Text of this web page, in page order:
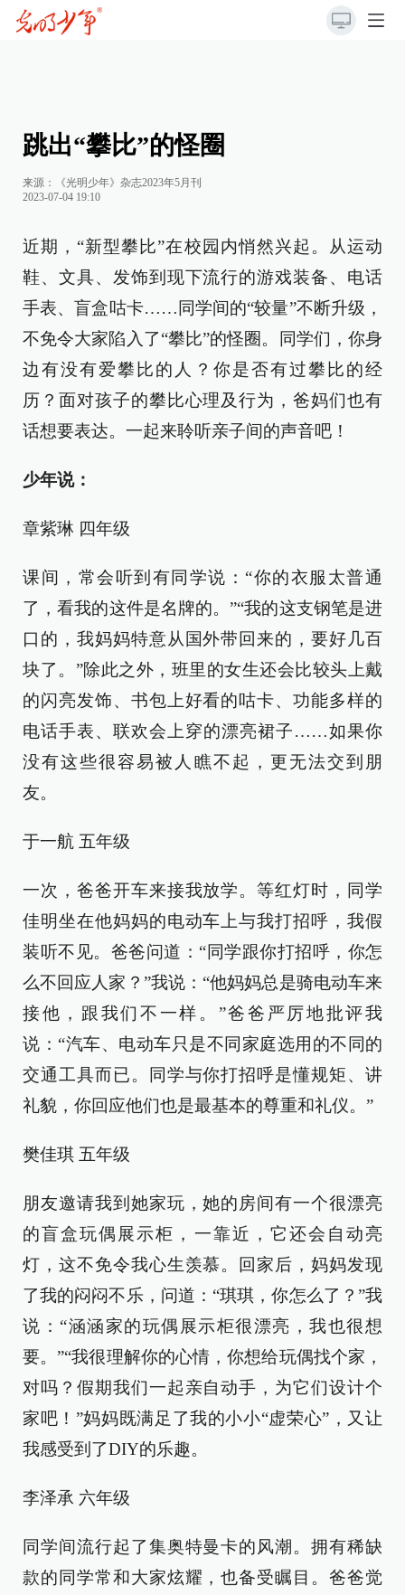
跳出“攀比”的怪圈
来源：《光明少年》杂志2023年5月刊
2023-07-04 19:10
近期，“新型攀比”在校园内悄然兴起。从运动
鞋、文具、发饰到现下流行的游戏装备、电话
手表、盲盒咕卡……同学间的“较量”不断升级，
不免令大家陷入了“攀比”的怪圈。同学们，你身
边有没有爱攀比的人？你是否有过攀比的经
历？面对孩子的攀比心理及行为，爸妈们也有
话想要表达。一起来聆听亲子间的声音吧！
少年说：
章紫琳 四年级
课间，常会听到有同学说：“你的衣服太普通
了，看我的这件是名牌的。”“我的这支钢笔是进
口的，我妈妈特意从国外带回来的，要好几百
块了。”除此之外，班里的女生还会比较头上戴
的闪亮发饰、书包上好看的咕卡、功能多样的
电话手表、联欢会上穿的漂亮裙子……如果你
没有这些很容易被人瞧不起，更无法交到朋
友。
于一航 五年级
一次，爸爸开车来接我放学。等红灯时，同学
佳明坐在他妈妈的电动车上与我打招呼，我假
装听不见。爸爸问道：“同学跟你打招呼，你怎
么不回应人家？”我说：“他妈妈总是骑电动车来
接他，跟我们不一样。”爸爸严厉地批评我
说：“汽车、电动车只是不同家庭选用的不同的
交通工具而已。同学与你打招呼是懂规矩、讲
礼貌，你回应他们也是最基本的尊重和礼仪。”
樊佳琪 五年级
朋友邀请我到她家玩，她的房间有一个很漂亮
的盲盒玩偶展示柜，一靠近，它还会自动亮
灯，这不免令我心生羡慕。回家后，妈妈发现
了我的闷闷不乐，问道：“琪琪，你怎么了？”我
说：“涵涵家的玩偶展示柜很漂亮，我也很想
要。”“我很理解你的心情，你想给玩偶找个家，
对吗？假期我们一起亲自动手，为它们设计个
家吧！”妈妈既满足了我的小小“虚荣心”，又让
我感受到了DIY的乐趣。
李泽承 六年级
同学间流行起了集奥特曼卡的风潮。拥有稀缺
款的同学常和大家炫耀，也备受瞩目。爸爸觉